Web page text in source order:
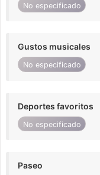
No especificado
Gustos musicales
No especificado
Deportes favoritos
No especificado
Paseo